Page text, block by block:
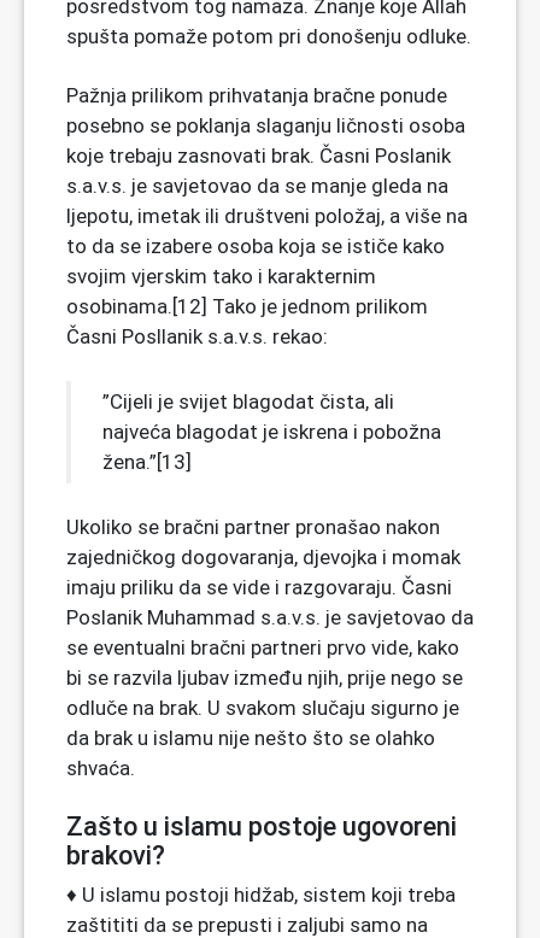
posredstvom tog namaza. Znanje koje Allah
spušta pomaže potom pri donošenju odluke.
Pažnja prilikom prihvatanja bračne ponude
posebno se poklanja slaganju ličnosti osoba
koje trebaju zasnovati brak. Časni Poslanik
s.a.v.s. je savjetovao da se manje gleda na
ljepotu, imetak ili društveni položaj, a više na
to da se izabere osoba koja se ističe kako
svojim vjerskim tako i karakternim
osobinama.[12] Tako je jednom prilikom
Časni Posllanik s.a.v.s. rekao:
”Cijeli je svijet blagodat čista, ali
najveća blagodat je iskrena i pobožna
žena.”[13]
Ukoliko se bračni partner pronašao nakon
zajedničkog dogovaranja, djevojka i momak
imaju priliku da se vide i razgovaraju. Časni
Poslanik Muhammad s.a.v.s. je savjetovao da
se eventualni bračni partneri prvo vide, kako
bi se razvila ljubav između njih, prije nego se
odluče na brak. U svakom slučaju sigurno je
da brak u islamu nije nešto što se olahko
shvaća.
Zašto u islamu postoje ugovoreni
brakovi?
♦ U islamu postoji hidžab, sistem koji treba
zaštititi da se prepusti i zaljubi samo na